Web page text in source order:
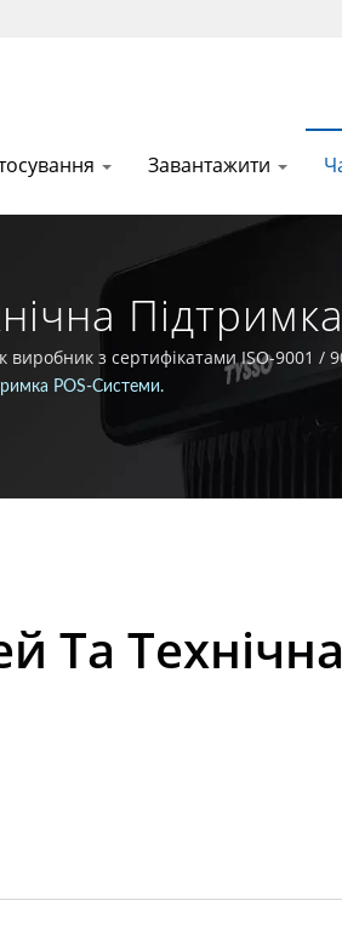
Завантажити
Рішень Для
INC
виробник з сертифікатами ISO-9001 /
технологій Auto-ID та POS.
POS-Системи.
Та